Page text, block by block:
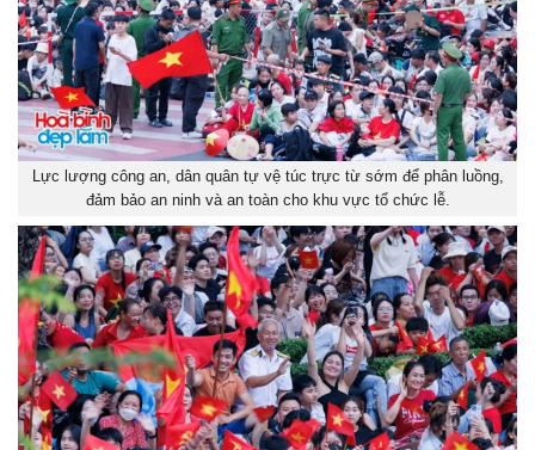
Lực lượng công an, dân quân tự vệ túc trực từ sớm để phân luồng,
đảm bảo an ninh và an toàn cho khu vực tổ chức lễ.